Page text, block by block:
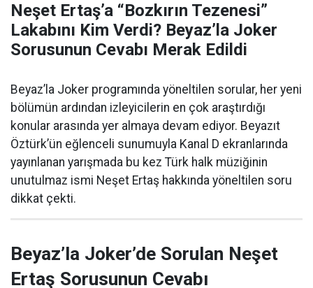
Neşet Ertaş’a “Bozkırın Tezenesi”
Lakabını Kim Verdi? Beyaz’la Joker
Sorusunun Cevabı Merak Edildi
Beyaz’la Joker programında yöneltilen sorular, her yeni
bölümün ardından izleyicilerin en çok araştırdığı
konular arasında yer almaya devam ediyor. Beyazıt
Öztürk’ün eğlenceli sunumuyla Kanal D ekranlarında
yayınlanan yarışmada bu kez Türk halk müziğinin
unutulmaz ismi Neşet Ertaş hakkında yöneltilen soru
dikkat çekti.
Beyaz’la Joker’de Sorulan Neşet
Ertaş Sorusunun Cevabı